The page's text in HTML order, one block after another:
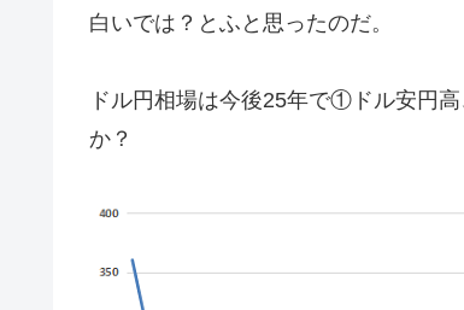
白いでは？とふと思ったのだ。
ドル円相場は今後25年で①ドル安円
か？